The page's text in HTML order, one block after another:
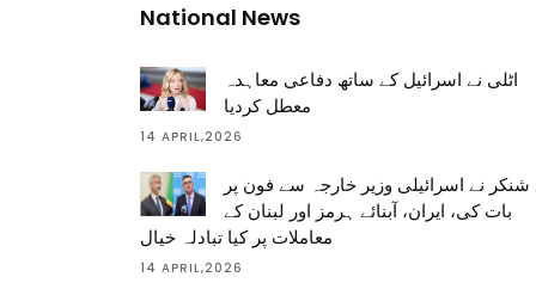
National News
اٹلی نے اسرائیل کے ساتھ دفاعی معاہدہ
معطل کردیا
14 APRIL,2026
نے اسرائیلی وزیر خارجہ سے فون پر
بات کی، ایران، آبنائے ہرمز اور لبنان کے
معاملات پر کیا تبادلہ خیال
14 APRIL,2026